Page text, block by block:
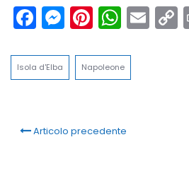
Facebook
Messenger
Pinterest
Isola d'Elba Napoleone
Articolo precedente